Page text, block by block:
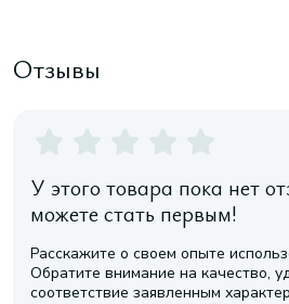
Отзывы
У этого товара пока нет
можете стать первым!
Расскажите о своем опыте
Обратите внимание на качество,
соответствие заявленным